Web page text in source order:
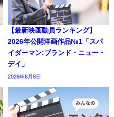
【最新映画動員ランキング】
2026年公開洋画作品№1「スパ
イダーマン:ブランド・ニュー・
デイ」
2026年8月8日